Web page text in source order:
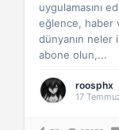
uygulamasını
eğlence, haber
dünyanın neler
abone olun,...
roosphx
17